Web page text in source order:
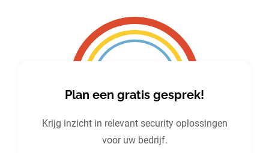
Plan een gratis gesprek!
Krijg inzicht in relevant security oplossingen
voor uw bedrijf.